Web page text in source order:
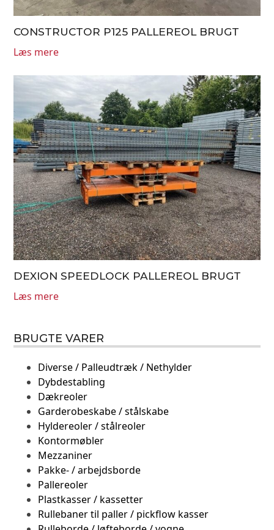
CONSTRUCTOR P125 PALLEREOL BRUGT
Læs mere
DEXION SPEEDLOCK PALLEREOL BRUGT
Læs mere
BRUGTE VARER
Diverse / Palleudtræk / Nethylder
Dybdestabling
Dækreoler
Garderobeskabe / stålskabe
Hyldereoler / stålreoler
Kontormøbler
Mezzaniner
Pakke- / arbejdsborde
Pallereoler
Plastkasser / kassetter
Rullebaner til paller / pickflow kasser